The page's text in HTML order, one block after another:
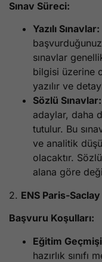
Sınav Süreci:
Yazılı Sınavlar:
başvurduğunuz
sınavlar
bilgisi üzerine
yazılır ve
Sözlü Sınavlar:
adaylar, daha
tutulur. Bu
ve analitik
olacaktır.
alana göre
2. ENS Paris-Saclay
Başvuru Koşulları:
Eğitim
hazırlık